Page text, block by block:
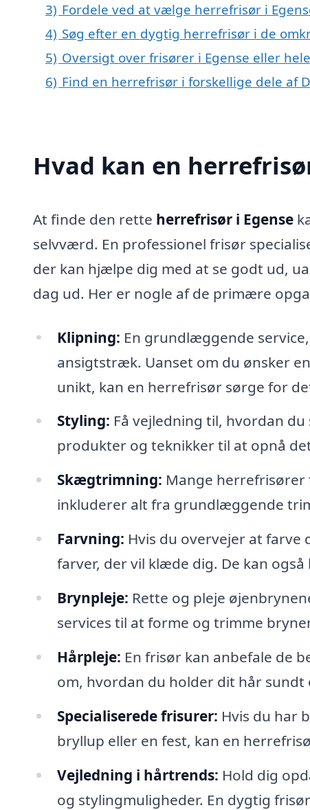
3) Fordele ved at vælge herrefrisør i
4) Søg efter en dygtig herrefrisør i de
5) Oversigt over frisører i Egense eller
6) Find en herrefrisør i forskellige dele af
Hvad kan en
At finde den rette herrefrisør i Egense
selvværd. En professionel frisør
der kan hjælpe dig med at se godt ud,
dag ud. Her er nogle af de primære
Klipning: En grundlæggende
ansigtstræk. Uanset om du ønsker
unikt, kan en herrefrisør sørge for
Styling: Få vejledning til, hvordan
produkter og teknikker til at opnå
Skægtrimning: Mange
inkluderer alt fra grundlæggende
Farvning: Hvis du overvejer at
farver, der vil klæde dig. De kan
Brynpleje: Rette og pleje
services til at forme og trimme
Hårpleje: En frisør kan anbefale de
om, hvordan du holder dit hår
Specialiserede frisurer: Hvis du har
bryllup eller en fest, kan en
Vejledning i hårtrends: Hold dig
og stylingmuligheder. En dygtig